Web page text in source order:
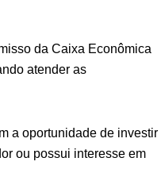
da Caixa Econômica
atender as
a oportunidade de investir
ou possui interesse em